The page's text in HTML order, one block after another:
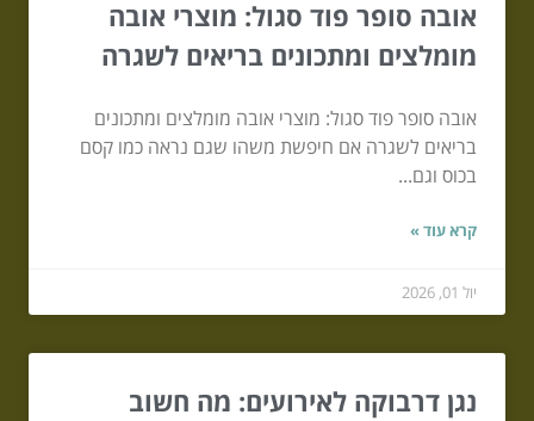
אובה סופר פוד סגול: מוצרי אובה
מומלצים ומתכונים בריאים לשגרה
אובה סופר פוד סגול: מוצרי אובה מומלצים ומתכונים
בריאים לשגרה אם חיפשת משהו שגם נראה כמו קסם
בכוס וגם...
קרא עוד »
יול 01, 2026
נגן דרבוקה לאירועים: מה חשוב